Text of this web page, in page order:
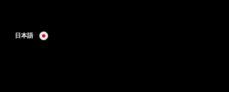
日本語